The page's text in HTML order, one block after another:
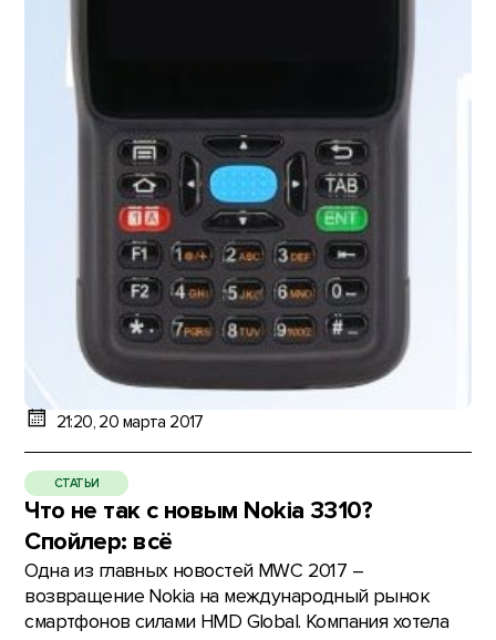
21:20, 20 марта 2017
СТАТЬИ
Что не так с новым Nokia 3310?
Спойлер: всё
Одна из главных новостей MWC 2017 –
возвращение Nokia на международный рынок
смартфонов силами HMD Global. Компания хотела